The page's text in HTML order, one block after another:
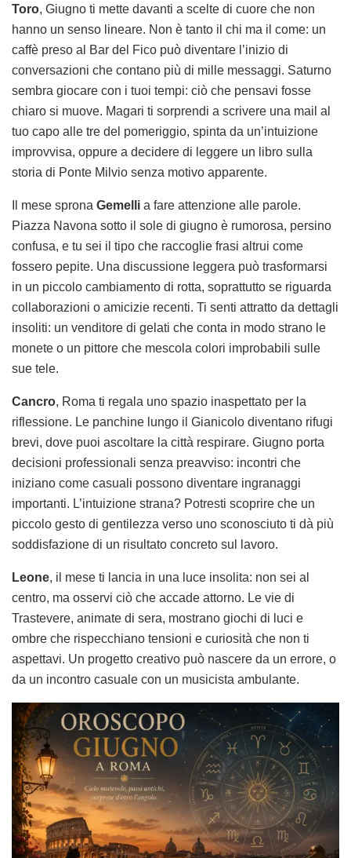
Toro, Giugno ti mette davanti a scelte di cuore che non
hanno un senso lineare. Non è tanto il chi ma il come: un
caffè preso al Bar del Fico può diventare l’inizio di
conversazioni che contano più di mille messaggi. Saturno
sembra giocare con i tuoi tempi: ciò che pensavi fosse
chiaro si muove. Magari ti sorprendi a scrivere una mail al
tuo capo alle tre del pomeriggio, spinta da un’intuizione
improvvisa, oppure a decidere di leggere un libro sulla
storia di Ponte Milvio senza motivo apparente.
Il mese sprona Gemelli a fare attenzione alle parole.
Piazza Navona sotto il sole di giugno è rumorosa, persino
confusa, e tu sei il tipo che raccoglie frasi altrui come
fossero pepite. Una discussione leggera può trasformarsi
in un piccolo cambiamento di rotta, soprattutto se riguarda
collaborazioni o amicizie recenti. Ti senti attratto da dettagli
insoliti: un venditore di gelati che conta in modo strano le
monete o un pittore che mescola colori improbabili sulle
sue tele.
Cancro, Roma ti regala uno spazio inaspettato per la
riflessione. Le panchine lungo il Gianicolo diventano rifugi
brevi, dove puoi ascoltare la città respirare. Giugno porta
decisioni professionali senza preavviso: incontri che
iniziano come casuali possono diventare ingranaggi
importanti. L’intuizione strana? Potresti scoprire che un
piccolo gesto di gentilezza verso uno sconosciuto ti dà più
soddisfazione di un risultato concreto sul lavoro.
Leone, il mese ti lancia in una luce insolita: non sei al
centro, ma osservi ciò che accade attorno. Le vie di
Trastevere, animate di sera, mostrano giochi di luci e
ombre che rispecchiano tensioni e curiosità che non ti
aspettavi. Un progetto creativo può nascere da un errore, o
da un incontro casuale con un musicista ambulante.